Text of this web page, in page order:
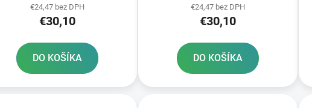
€24,47 bez DPH
€30,10
DO KOŠÍKA
€24,47 bez DPH
€30,10
DO KOŠÍKA